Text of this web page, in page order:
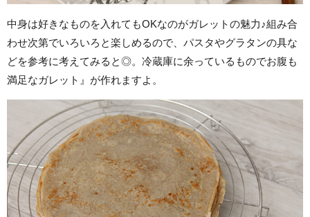
中身は好きなものを入れてもOKなのがガレットの魅力♪組み合
わせ次第でいろいろと楽しめるので、パスタやグラタンの具な
どを参考に考えてみると◎。冷蔵庫に余っているものでお腹も
満足なガレット』が作れますよ。